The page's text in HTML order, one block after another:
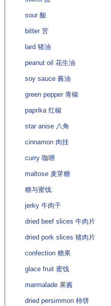
sour 酸
bitter 苦
lard 猪油
peanut oil 花生油
soy sauce 酱油
green pepper 青椒
paprika 红椒
star anise 八角
cinnamon 肉挂
curry 咖喱
maltose 麦芽糖
糖与蜜饯:
jerky 牛肉干
dried beef slices 牛肉片
dried pork slices 猪肉片
confection 糖果
glace fruit 蜜饯
marmalade 果酱
dried persimmon 柿饼